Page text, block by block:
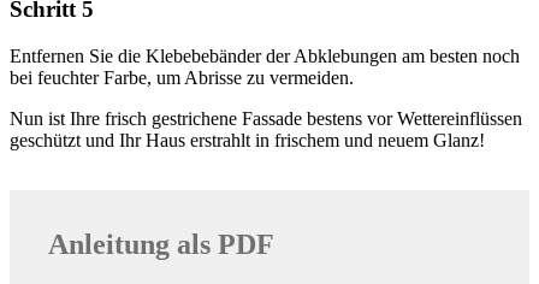
Schritt 5
Entfernen Sie die Klebebebänder der Abklebungen am besten noch
bei feuchter Farbe, um Abrisse zu vermeiden.
Nun ist Ihre frisch gestrichene Fassade bestens vor Wettereinflüssen
geschützt und Ihr Haus erstrahlt in frischem und neuem Glanz!
Anleitung als PDF